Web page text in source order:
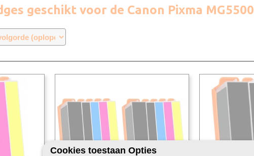
geschikt voor de Canon Pixma MG5500
Cookies toestaan Opties